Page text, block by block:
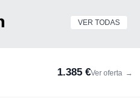
VER TODAS
1.385 €Ver oferta →